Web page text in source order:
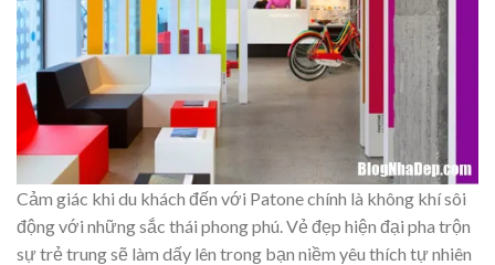
Cảm giác khi du khách đến với Patone chính là không khí sôi
động với những sắc thái phong phú. Vẻ đẹp hiện đại pha trộn
sự trẻ trung sẽ làm dấy lên trong bạn niềm yêu thích tự nhiên